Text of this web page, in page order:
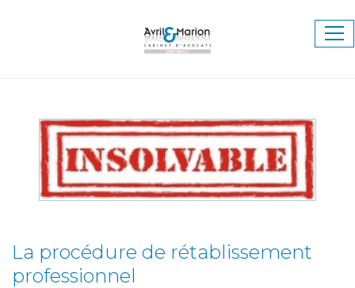
La procédure de rétablissement
professionnel